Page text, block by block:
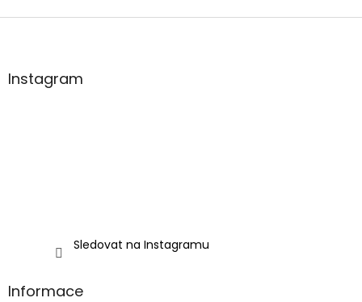
Z
aInstagram
Sledovat na Instagramu
Informace